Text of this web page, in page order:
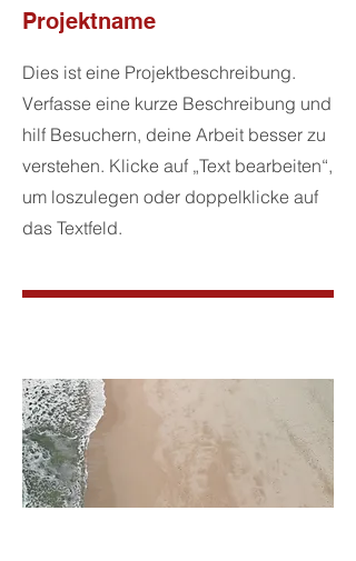
Projektname
Dies ist eine Projektbeschreibung.
Verfasse eine kurze Beschreibung und
hilf Besuchern, deine Arbeit besser zu
verstehen. Klicke auf „Text bearbeiten“,
um loszulegen oder doppelklicke auf
das Textfeld.